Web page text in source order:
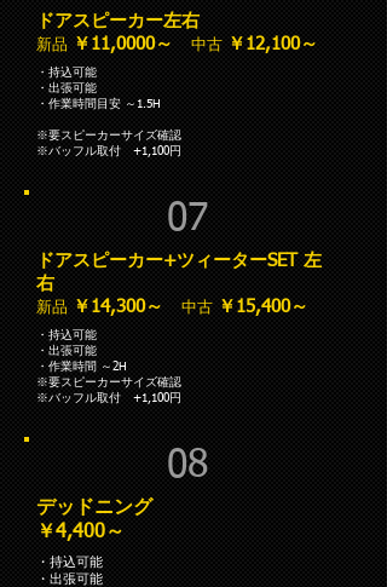
ドアスピーカー左右
新品 ￥11,0000～ 中古 ￥12,100～
・持込可能
・出張可能
・作業時間目安 ～1.5H
※要スピーカーサイズ確認
​※バッフル取付 +1,100円
07
ドアスピーカー+ツィーターSET 左
右
新品 ￥14,300～ 中古 ￥15,400～
・持込可能
・出張可能
・作業時間 ～2H
※要スピーカーサイズ確認
​※バッフル取付 +1,100円
08
デッドニング
￥4,400～
・持込可能
・出張可能